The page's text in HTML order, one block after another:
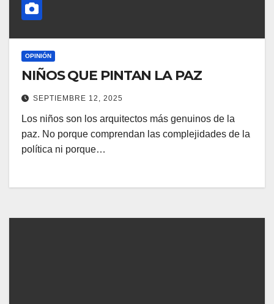
OPINIÓN
NIÑOS QUE PINTAN LA PAZ
SEPTIEMBRE 12, 2025
Los niños son los arquitectos más genuinos de la
paz. No porque comprendan las complejidades de la
política ni porque…